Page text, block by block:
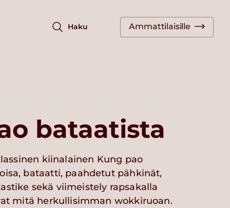
Haku Ammattilaisille
bataatista
kiinalainen Kung pao
bataatti, paahdetut pähkinät,
sekä viimeistely rapsakalla
mitä herkullisimman wokkiruoan.